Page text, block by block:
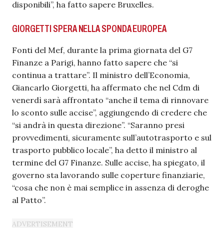
disponibili”, ha fatto sapere Bruxelles.
GIORGETTI SPERA NELLA SPONDA EUROPEA
Fonti del Mef, durante la prima giornata del G7
Finanze a Parigi, hanno fatto sapere che “si
continua a trattare”. Il ministro dell’Economia,
Giancarlo Giorgetti, ha affermato che nel Cdm di
venerdì sarà affrontato “anche il tema di rinnovare
lo sconto sulle accise”, aggiungendo di credere che
“si andrà in questa direzione”. “Saranno presi
provvedimenti, sicuramente sull’autotrasporto e sul
trasporto pubblico locale”, ha detto il ministro al
termine del G7 Finanze. Sulle accise, ha spiegato, il
governo sta lavorando sulle coperture finanziarie,
“cosa che non è mai semplice in assenza di deroghe
al Patto”.